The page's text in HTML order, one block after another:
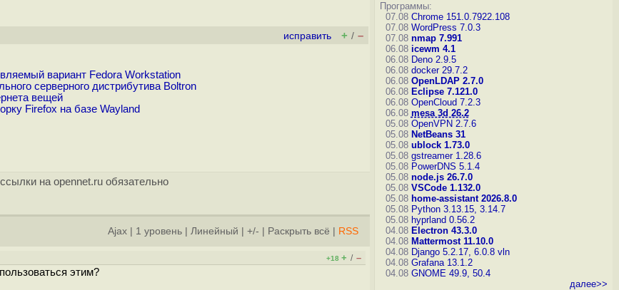
исправить + / –
вариант Fedora Workstation
серверного дистрибутива Boltron
вещей
Firefox на базе Wayland
на opennet.ru обязательно
Ajax 1 уровень Линейный +/- Раскрыть всё RSS
+18 + / –
этим?
Программы:
07.08 Chrome 151.0.7922.108
07.08 WordPress 7.0.3
07.08 nmap 7.991
06.08 icewm 4.1
06.08 Deno 2.9.5
06.08 docker 29.7.2
06.08 OpenLDAP 2.7.0
06.08 Eclipse 7.121.0
06.08 OpenCloud 7.2.3
06.08 mesa 3d 26.2
05.08 OpenVPN 2.7.6
05.08 NetBeans 31
05.08 ublock 1.73.0
05.08 gstreamer 1.28.6
05.08 PowerDNS 5.1.4
05.08 node.js 26.7.0
05.08 VSCode 1.132.0
05.08 home-assistant 2026.8.0
05.08 Python 3.13.15, 3.14.7
05.08 hyprland 0.56.2
04.08 Electron 43.3.0
04.08 Mattermost 11.10.0
04.08 Django 5.2.17, 6.0.8 vln
04.08 Grafana 13.1.2
04.08 GNOME 49.9, 50.4
далее>>